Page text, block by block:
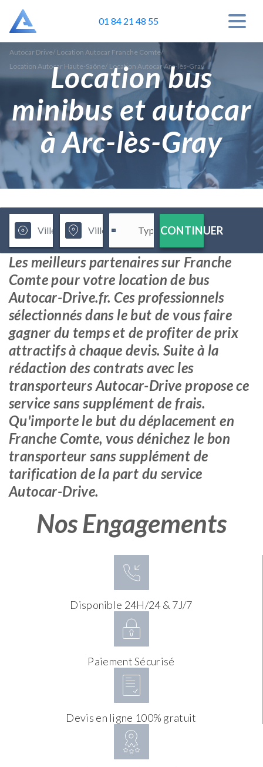
01 84 21 48 55
Autocar Drive/ Location Autocar Franche Comte/
Location Autocar Haute-Saône/ Location Autocar Arc-lès-Gray
Location bus
minibus et autocar
à Arc-lès-Gray
CONTINUER
Les meilleurs partenaires sur Franche
Comte pour votre location de bus
Autocar-Drive.fr. Ces professionnels
sélectionnés dans le but de vous faire
gagner du temps et de profiter de prix
attractifs à chaque devis. Suite à la
rédaction des contrats avec les
transporteurs Autocar-Drive propose ce
service sans supplément de frais.
Qu'importe le but du déplacement en
Franche Comte, vous dénichez le bon
transporteur sans supplément de
tarification de la part du service
Autocar-Drive.
Nos Engagements
Disponible 24H/24 & 7J/7
Paiement Sécurisé
Devis en ligne 100% gratuit